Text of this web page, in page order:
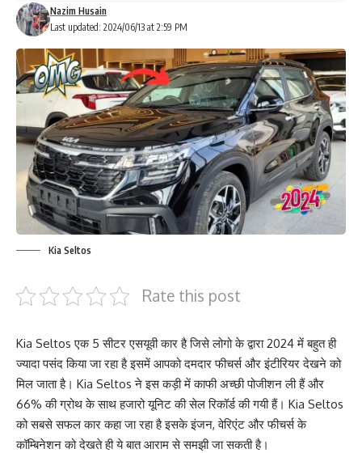
Last updated: 2024/06/13 at 2:59 PM
Nazim Husain
Kia Seltos
Rate this post
Kia Seltos एक 5 सीटर एसयूवी कार है जिसे लोगो के द्वारा 2024 में बहुत ही
ज्यादा पसंद किया जा रहा है इसमें आपको दमदार फीचर्स और इंटीरियर देखने को
मिल जाता है। Kia Seltos ने इस कड़ी में काफी अच्छी पोजीशन ली हैं और
66% की ग्रोथ के साथ हजारो यूनिट की सेल रिकॉर्ड की गयी हैं। Kia Seltos
को सबसे सफल कार कहा जा रहा है इसके इंजन, वेरिएंट और फीचर्स के
कॉम्बिनेशन को देखते ही ये बात आराम से समझी जा सकती है।